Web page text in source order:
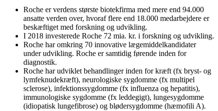
Roche er verdens største biotekfirma med mere end 94.000
ansatte verden over, hvoraf flere end 18.000 medarbejdere er
beskæftiget med forskning og udvikling.
I 2018 investerede Roche 72 mia. kr. i forskning og udvikling.
Roche har omkring 70 innovative lægemiddelkandidater
under udvikling. Roche er samtidig førende inden for
diagnostik.
Roche har udviklet behandlinger inden for kræft (fx bryst- og
lymfeknudekræft), neurologiske sygdomme (fx multipel
sclerose), infektionssygdomme (fx influenza og hepatitis),
immunologiske sygdomme (fx leddegigt), lungesygdomme
(idiopatisk lungefibrose) og blødersygdomme (hæmofili A).